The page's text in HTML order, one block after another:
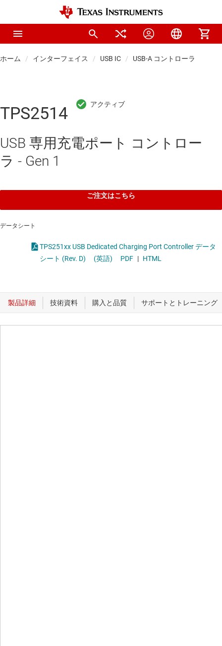
ホーム インターフェイス USB IC USB-A コントローラ
TPS2514
USB 専用充電ポート コントロー
ラ - Gen 1
ご注文はこちら
データシート
TPS251xx USB Dedicated Charging Port Controller データ
シート (Rev. D)
(英語) PDF | HTML